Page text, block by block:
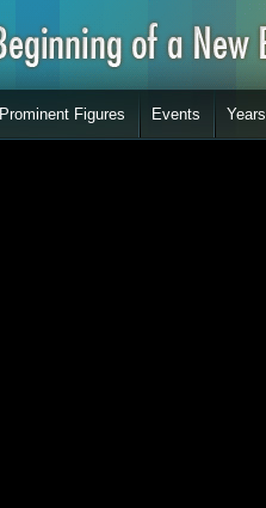
Prominent Figures Events Years